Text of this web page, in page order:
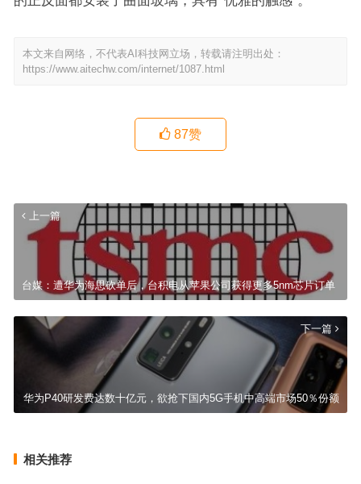
本文来自网络，不代表AI科技网立场，转载请注明出处：
https://www.aitechw.com/internet/1087.html
87赞
上一篇
台媒：遭华为海思砍单后，台积电从苹果公司获得更多5nm芯片订单
下一篇
华为P40研发费达数十亿元，欲抢下国内5G手机中高端市场50％份额
相关推荐